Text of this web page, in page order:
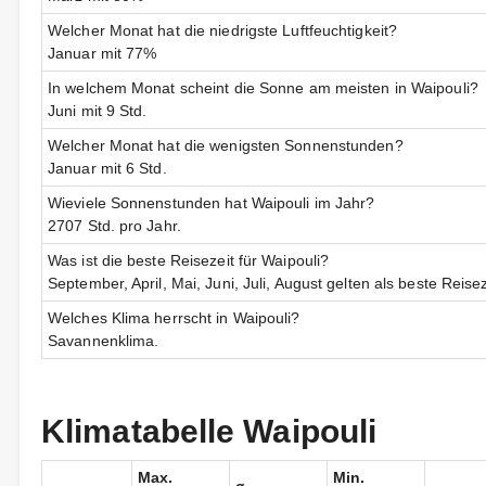
Welcher Monat hat die niedrigste Luftfeuchtigkeit?
Januar mit 77%
In welchem Monat scheint die Sonne am meisten in Waipouli?
Juni mit 9 Std.
Welcher Monat hat die wenigsten Sonnenstunden?
Januar mit 6 Std.
Wieviele Sonnenstunden hat Waipouli im Jahr?
2707 Std. pro Jahr.
Was ist die beste Reisezeit für Waipouli?
September, April, Mai, Juni, Juli, August gelten als beste
Welches Klima herrscht in Waipouli?
Savannenklima.
Klimatabelle Waipouli
Max. Min.